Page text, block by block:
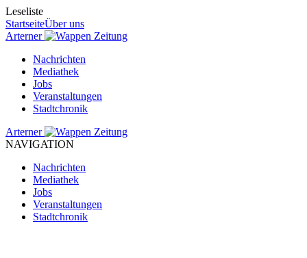
Leseliste
StartseiteÜber uns
Arterner
Zeitung
Nachrichten
Mediathek
Jobs
Veranstaltungen
Stadtchronik
Arterner
Zeitung
NAVIGATION
Nachrichten
Mediathek
Jobs
Veranstaltungen
Stadtchronik